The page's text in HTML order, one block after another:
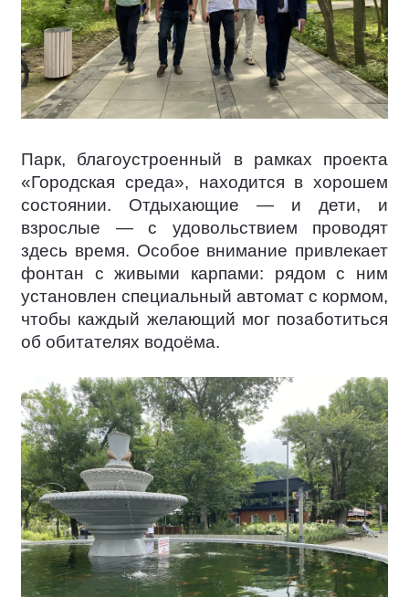
Парк, благоустроенный в рамках проекта
«Городская среда», находится в хорошем
состоянии. Отдыхающие — и дети, и
взрослые — с удовольствием проводят
здесь время. Особое внимание привлекает
фонтан с живыми карпами: рядом с ним
установлен специальный автомат с кормом,
чтобы каждый желающий мог позаботиться
об обитателях водоёма.